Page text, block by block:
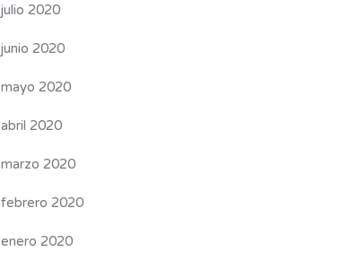
julio 2020
junio 2020
mayo 2020
abril 2020
marzo 2020
febrero 2020
enero 2020